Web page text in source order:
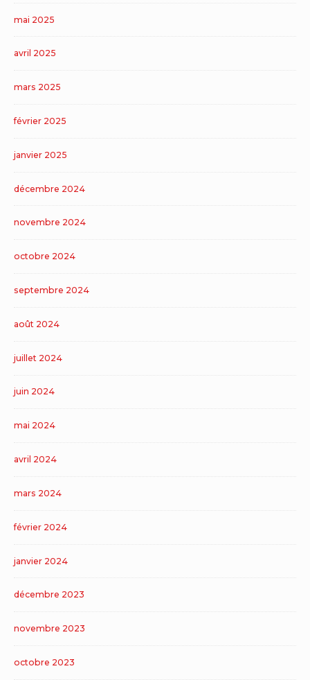
mai 2025
avril 2025
mars 2025
février 2025
janvier 2025
décembre 2024
novembre 2024
octobre 2024
septembre 2024
août 2024
juillet 2024
juin 2024
mai 2024
avril 2024
mars 2024
février 2024
janvier 2024
décembre 2023
novembre 2023
octobre 2023